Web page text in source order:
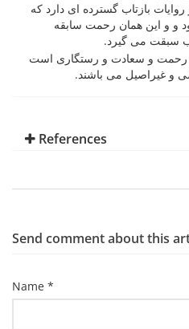
بازتاب گسترده ای دارد که
و و این همان رحمت سابقه
سبقت می گیرد.
رحمت و سعادت و رستگاری است
و غیراصیل می باشند.
References
Send comment about this
Name *